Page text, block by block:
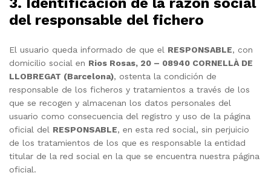
del responsable del fichero
El usuario queda informado de que el RESPONSABLE, con
domicilio social en Rios Rosas, 20 – 08940 CORNELLÀ DE
LLOBREGAT (Barcelona), ostenta la condición de
responsable de los ficheros y tratamientos a través de los
que se recogen y almacenan los datos personales del
usuario como consecuencia del registro y uso de la página
oficial del RESPONSABLE, en esta red social, sin perjuicio
de los tratamientos de los que es responsable la entidad
titular de la red social en la que se encuentra nuestra página
oficial.